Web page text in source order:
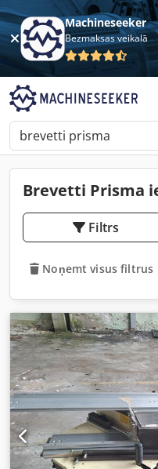
Machineseeker
Bezmaksas veikalā
Brevetti Prisma
Filtrs
Noņemt visus filtrus